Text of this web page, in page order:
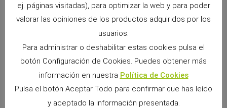
Seguir leyendo
Laura Picolo
6 octubre, 2025
Conejos ,Blog para Hamsters, Blog para Hurones , Blog para Jerbos,
Blog para Otras Mascotas,Blog para Otros Animales
ej. páginas visitadas), para optimizar la web y para poder
valorar las opiniones de los productos adquiridos por los
usuarios.
Para administrar o deshabilitar estas cookies pulsa el
botón Configuración de Cookies. Puedes obtener más
información en nuestra Política de Cookies
Pulsa el botón Aceptar Todo para confirmar que has leído
y aceptado la información presentada.